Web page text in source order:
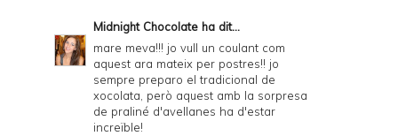
Midnight Chocolate ha dit...
mare meva!!! jo vull un coulant com
aquest ara mateix per postres!! jo
sempre preparo el tradicional de
xocolata, però aquest amb la sorpresa
de praliné d'avellanes ha d'estar
increïble!